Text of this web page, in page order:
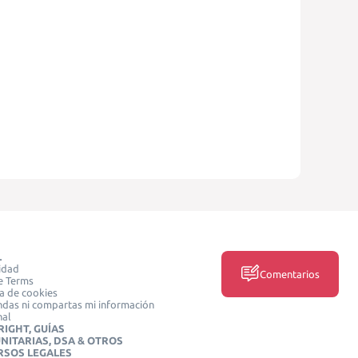
Terms
de cookies
ni compartas mi información
GUÍAS
DSA & OTROS
LEGALES
Comentarios